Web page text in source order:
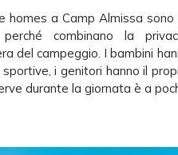
homes a Camp Almissa
perché combinano la
del campeggio. I bambini
i genitori hanno il
durante la giornata è a